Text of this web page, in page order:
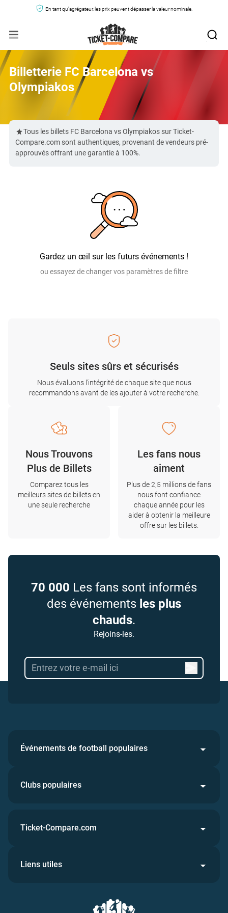
En tant qu'agrégateur, les prix peuvent dépasser la valeur nominale.
Billetterie FC Barcelona vs
Olympiakos
Tous les billets FC Barcelona vs Olympiakos sur Ticket-
Compare.com sont authentiques, provenant de vendeurs pré-
approuvés offrant une garantie à 100%.
Gardez un œil sur les futurs événements !
ou essayez de changer vos paramètres de filtre
Seuls sites sûrs et sécurisés
Nous évaluons l'intégrité de chaque site que nous
recommandons avant de les ajouter à votre recherche.
Nous Trouvons
Plus de Billets
Comparez tous les
meilleurs sites de billets en
une seule recherche
Les fans nous
aiment
Plus de 2,5 millions de fans
nous font confiance
chaque année pour les
aider à obtenir la meilleure
offre sur les billets.
70 000 Les fans sont informés
des événements les plus
chauds.
Rejoins-les.
Événements de football populaires
Clubs populaires
Ticket-Compare.com
Liens utiles